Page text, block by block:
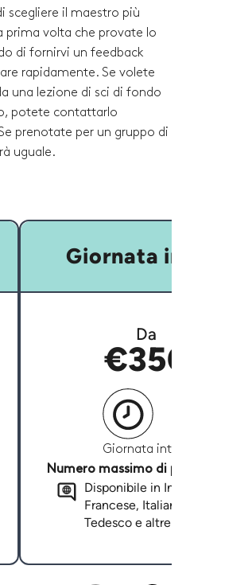
scegliere il maestro più
prima volta che provate lo
di fornirvi un feedback
rapidamente. Se volete
una lezione di sci di fondo
potete contattarlo
prenotate per un gruppo di
uguale.
Giornata intera
Da
€350
Giornata intera
Numero massimo di partecipanti
Disponibile in Inglese,
Francese, Italiano,
Tedesco e altre